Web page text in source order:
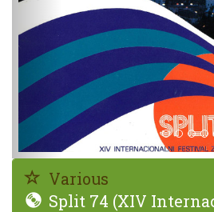
Various
Split 74 (XIV